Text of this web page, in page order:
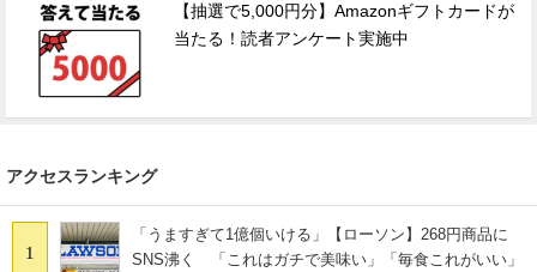
【抽選で5,000円分】Amazonギフトカードが
当たる！読者アンケート実施中
アクセスランキング
1
「うますぎて1億個いける」【ローソン】268円商品に
SNS沸く 「これはガチで美味い」「毎食これがいい」